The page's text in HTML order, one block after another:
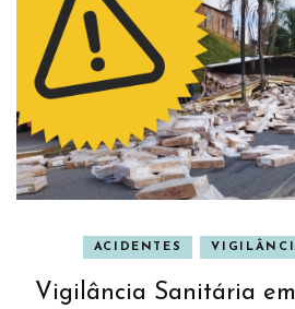
ACIDENTES
Vigilância Sanitária